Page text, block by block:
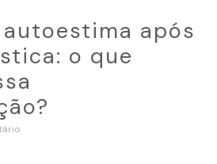
após
o que